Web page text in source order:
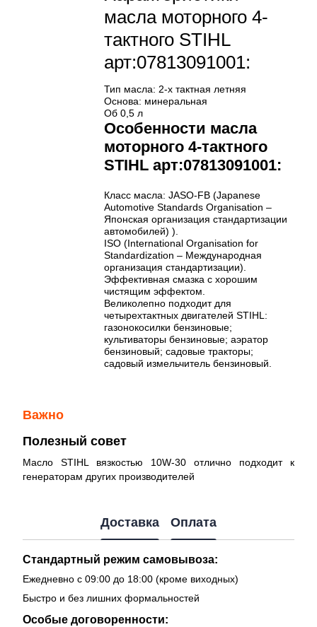
масла моторного 4-
тактного STIHL
арт:07813091001:
Тип масла: 2-х тактная летняя
Основа: минеральная
Об 0,5 л
Особенности масла
моторного 4-тактного
STIHL арт:07813091001:
Класс масла: JASO-FB (Japanese
Automotive Standards Organisation –
Японская организация стандартизации
автомобилей) ).
ISO (International Organisation for
Standardization – Международная
организация стандартизации).
Эффективная смазка с хорошим
чистящим эффектом.
Великолепно подходит для
четырехтактных двигателей STIHL:
газонокосилки бензиновые;
культиваторы бензиновые; аэратор
бензиновый; садовые тракторы;
садовый измельчитель бензиновый.
Важно
Полезный совет
Масло STIHL вязкостью 10W-30 отлично подходит к
генераторам других производителей
Доставка Оплата
Стандартный режим самовывоза:
Ежедневно с 09:00 до 18:00 (кроме виходных)
Быстро и без лишних формальностей
Особые договоренности: